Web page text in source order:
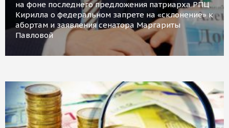
на фоне последнего предложения патриарха РПЦ
Кирилла о федеральном запрете на «склонение» к
абортам и заявления сенатора Маргариты
Павловой